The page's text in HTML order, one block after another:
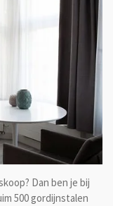
Dan ben je bij
500 gordijnstalen